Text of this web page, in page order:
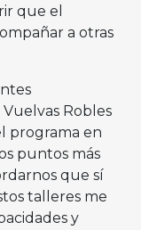
que el
a otras
Robles
programa en
puntos más
que sí
talleres me
y